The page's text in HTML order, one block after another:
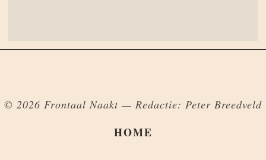
© 2026 Frontaal Naakt — Redactie: Peter Breedveld
HOME